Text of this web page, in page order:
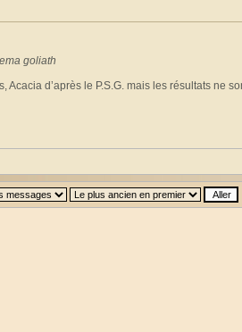
goliath
d’après le P.S.G. mais les résultats